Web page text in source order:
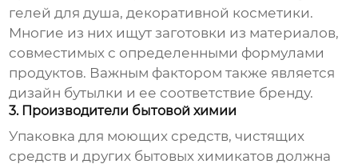
гелей для душа, декоративной косметики.
Многие из них ищут заготовки из материалов,
совместимых с определенными формулами
продуктов. Важным фактором также является
дизайн бутылки и ее соответствие бренду.
3. Производители бытовой химии
Упаковка для моющих средств, чистящих
средств и других бытовых химикатов должна